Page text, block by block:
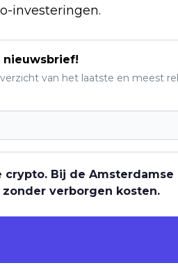
investeringen.
nieuwsbrief!
van het laatste en meest
Bij de
verborgen kosten.